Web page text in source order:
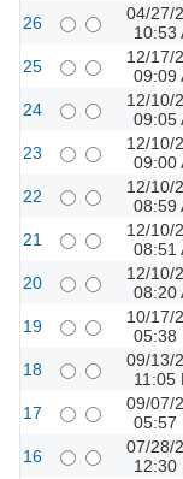
26
04/27/
10:53
25
12/17/
09:09
24
12/10/
09:05
23
12/10/
09:00
22
12/10/
08:59
21
12/10/
08:51
20
12/10/
08:20
19
10/17/
05:38
18
09/13/
11:05
17
09/07/
05:57
16
07/28/
12:30